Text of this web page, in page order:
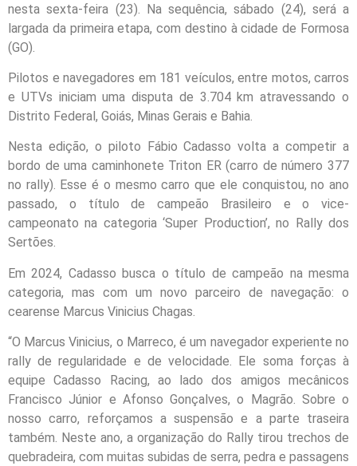
nesta sexta-feira (23). Na sequência, sábado (24), será a
largada da primeira etapa, com destino à cidade de Formosa
(GO).
Pilotos e navegadores em 181 veículos, entre motos, carros
e UTVs iniciam uma disputa de 3.704 km atravessando o
Distrito Federal, Goiás, Minas Gerais e Bahia.
Nesta edição, o piloto Fábio Cadasso volta a competir a
bordo de uma caminhonete Triton ER (carro de número 377
no rally). Esse é o mesmo carro que ele conquistou, no ano
passado, o título de campeão Brasileiro e o vice-
campeonato na categoria ‘Super Production’, no Rally dos
Sertões.
Em 2024, Cadasso busca o título de campeão na mesma
categoria, mas com um novo parceiro de navegação: o
cearense Marcus Vinicius Chagas.
“O Marcus Vinicius, o Marreco, é um navegador experiente no
rally de regularidade e de velocidade. Ele soma forças à
equipe Cadasso Racing, ao lado dos amigos mecânicos
Francisco Júnior e Afonso Gonçalves, o Magrão. Sobre o
nosso carro, reforçamos a suspensão e a parte traseira
também. Neste ano, a organização do Rally tirou trechos de
quebradeira, com muitas subidas de serra, pedra e passagens